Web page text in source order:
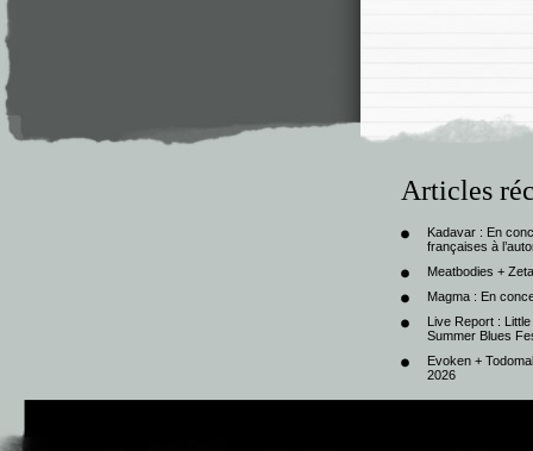
Articles
Kadavar : En
françaises à
Meatbodies +
Magma : En
Live Report :
Summer Blues
Evoken +
2026